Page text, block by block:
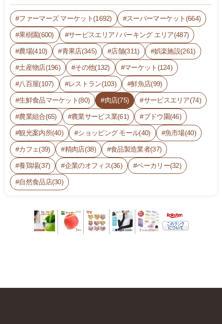
ファーマーズ マーケット(1692) スーパーマーケット(664)
果樹園(600) サービスエリア / パーキング エリア(487)
農場(410) 青果店(345) 店舗(311) 娯楽施設(261)
土産物店(196) その他(132) マーケット(124)
八百屋(107) レストラン(103) 鮮魚店(99)
生鮮食品マーケット(80) 肉店(75) サービスエリア(74)
農業組合(65) 農業サービス業(61) ブドウ園(46)
観光案内所(40) ショッピング モール(40) 魚市場(40)
カフェ(39) 精肉店(38) 食品製造業者(37)
養鶏場(37) 企業のオフィス(36) ベーカリー(32)
自然食品店(30)